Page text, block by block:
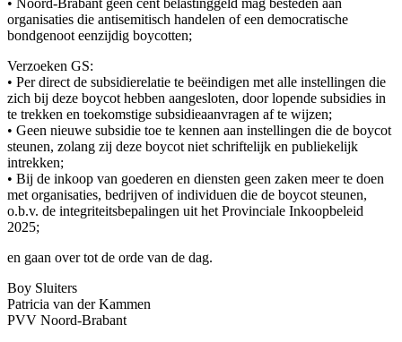
• Noord-Brabant geen cent belastinggeld mag besteden aan
organisaties die antisemitisch handelen of een democratische
bondgenoot eenzijdig boycotten;
Verzoeken GS:
• Per direct de subsidierelatie te beëindigen met alle instellingen die
zich bij deze boycot hebben aangesloten, door lopende subsidies in
te trekken en toekomstige subsidieaanvragen af te wijzen;
• Geen nieuwe subsidie toe te kennen aan instellingen die de boycot
steunen, zolang zij deze boycot niet schriftelijk en publiekelijk
intrekken;
• Bij de inkoop van goederen en diensten geen zaken meer te doen
met organisaties, bedrijven of individuen die de boycot steunen,
o.b.v. de integriteitsbepalingen uit het Provinciale Inkoopbeleid
2025;
en gaan over tot de orde van de dag.
Boy Sluiters
Patricia van der Kammen
PVV Noord-Brabant